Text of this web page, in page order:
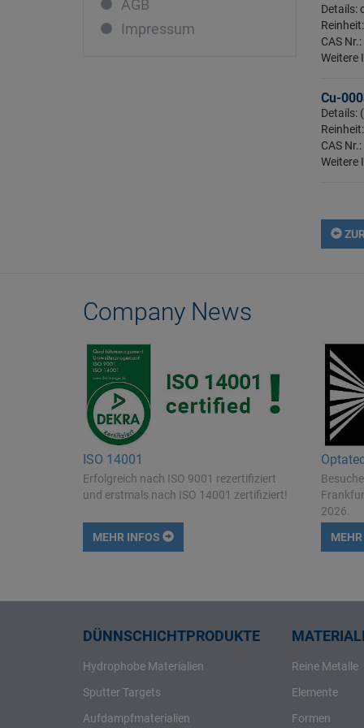
Lanthan
Lutetium
Praseodym
Quecksilber
Rhenium
Rhodium
Rubidium
Ruthenium
Samarium
Scandium
Schwefel
Selen
Tantal
Tellur
Terbium
Thallium
AGB
Impressum
Details:
CAS
Weitere
Cu-
Details:
CAS
Weitere
Company News
ISO 14001
Erfolgreich nach ISO 9001 rezertifiziert
und erstmals nach ISO 14001 zertifiziert!
MEHR INFOS
2026.
DÜNNSCHICHTPRODUKTE
Hydrophobe Materialien
Sputter Targets
Aufdampfmaterialien
Reine Metalle
Elemente
Formen